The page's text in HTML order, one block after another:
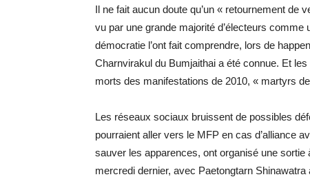
Il ne fait aucun doute qu’un « retournement de
vu par une grande majorité d’électeurs
démocratie l’ont fait comprendre, lors de
Charnvirakul du Bumjaithai a été connue. Et
morts des manifestations de 2010, « martyrs
Les réseaux sociaux bruissent de possibles
pourraient aller vers le MFP en cas d’alliance
sauver les apparences, ont organisé une
mercredi dernier, avec Paetongtarn